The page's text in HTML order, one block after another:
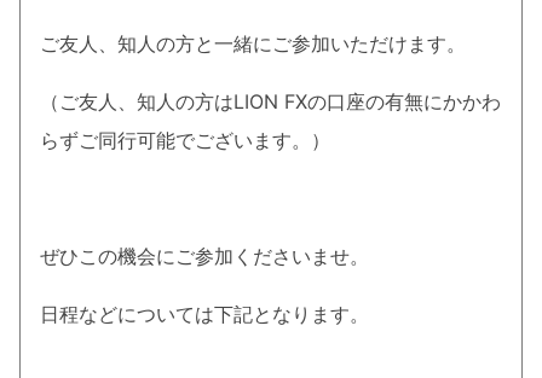
ご友人、知人の方と一緒にご参加いただけます。
（ご友人、知人の方はLION FXの口座の有無にかかわ
らずご同行可能でございます。）
ぜひこの機会にご参加くださいませ。
日程などについては下記となります。